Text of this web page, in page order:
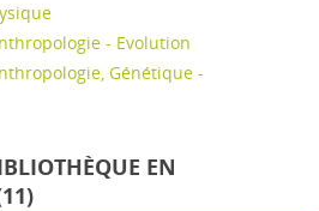
- Evolution
Génétique -
EN